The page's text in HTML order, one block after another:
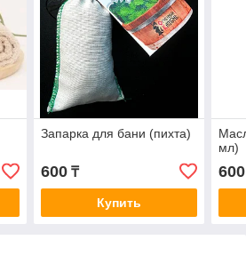
Запарка для бани (пихта)
600₸
Купить
мл)
600